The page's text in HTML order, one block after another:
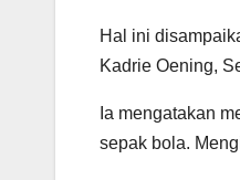
Hal ini
Kadrie Oening,
Ia mengatakan
sepak bola.